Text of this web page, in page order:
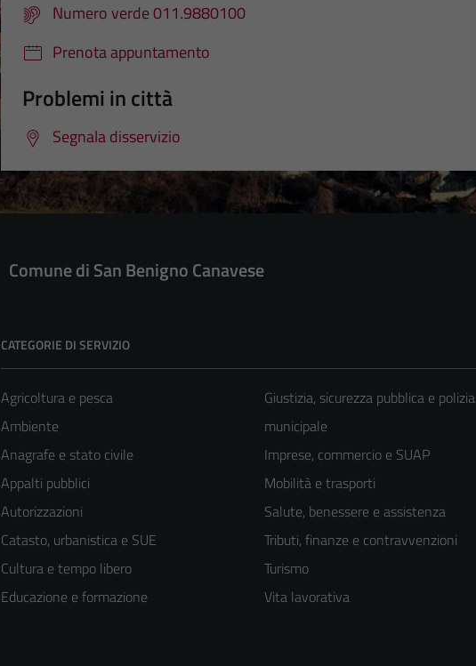
Numero verde 011.9880100
Prenota appuntamento
Problemi in città
Segnala disservizio
Comune di San Benigno Canavese
CATEGORIE DI SERVIZIO
Agricoltura e pesca
Ambiente
Anagrafe e stato civile
Appalti pubblici
Autorizzazioni
Catasto, urbanistica e SUE
Cultura e tempo libero
Educazione e formazione
Giustizia, sicurezza pubblica e polizia
municipale
Imprese, commercio e SUAP
Mobilità e trasporti
Salute, benessere e assistenza
Tributi, finanze e contravvenzioni
Turismo
Vita lavorativa